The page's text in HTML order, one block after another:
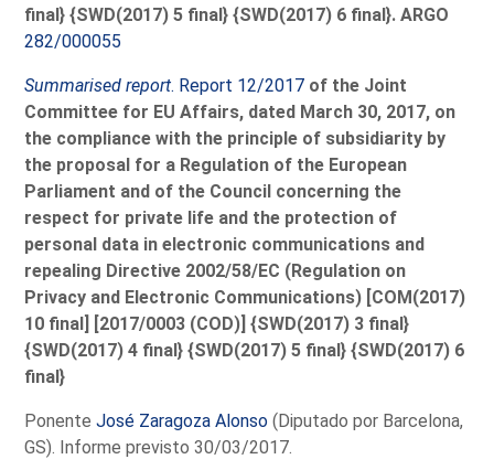
final} {SWD(2017) 5 final} {SWD(2017) 6 final}. ARGO
282/000055
Summarised report. Report 12/2017 of the Joint
Committee for EU Affairs, dated March 30, 2017, on
the compliance with the principle of subsidiarity by
the proposal for a Regulation of the European
Parliament and of the Council concerning the
respect for private life and the protection of
personal data in electronic communications and
repealing Directive 2002/58/EC (Regulation on
Privacy and Electronic Communications) [COM(2017)
10 final] [2017/0003 (COD)] {SWD(2017) 3 final}
{SWD(2017) 4 final} {SWD(2017) 5 final} {SWD(2017) 6
final}
PonenteJosé Zaragoza Alonso (Diputado por Barcelona,
GS). Informe previsto 30/03/2017.